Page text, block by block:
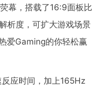
幕，搭载了16:9面板比
析度，可扩大游戏场景
爱Gaming的你轻松赢
应时间，加上165Hz